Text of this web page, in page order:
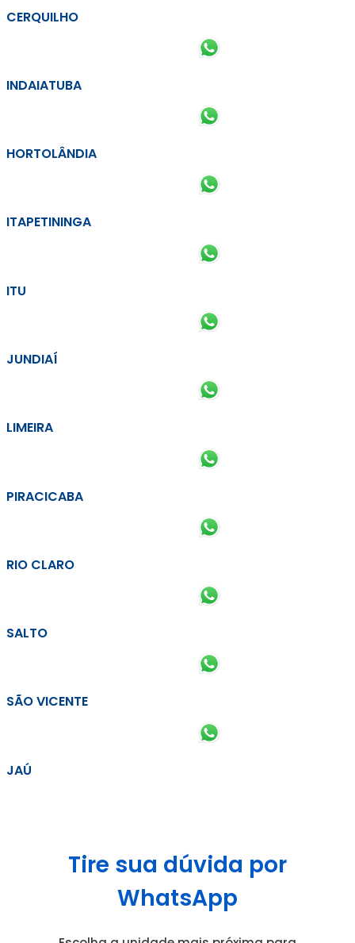
CERQUILHO
INDAIATUBA
HORTOLÂNDIA
ITAPETININGA
ITU
JUNDIAÍ
LIMEIRA
PIRACICABA
RIO CLARO
SALTO
SÃO VICENTE
JAÚ
Tire sua dúvida por
WhatsApp